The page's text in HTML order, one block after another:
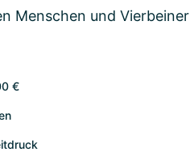
Menschen und Vierbeiner
€